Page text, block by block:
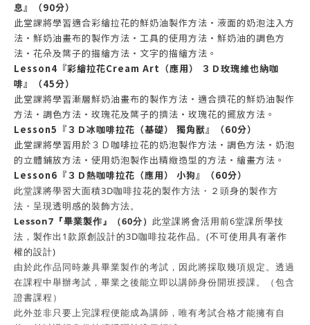
息』（90分）
此堂課將學習適合彩繪拉花的鮮奶油製作方法・液面的奶泡注入方
法・鮮奶油畫布的製作方法・工具的使用方法・鮮奶油的調色方
法・花朵及葉子的描繪方法・文字的描繪方法。
Lesson4『彩繪拉花Cream Art（應用） ３Ｄ玫瑰維也納咖
啡』（45分）
此堂課將學習漸層鮮奶油畫布的製作方法・適合擠花的鮮奶油製作
方法・調色方法・玫瑰花及葉子的擠法・玫瑰花的擺放方法。
Lesson5『３Ｄ冰咖啡拉花（基礎） 獨角獸』（60分）
此堂課將學習用於３Ｄ咖啡拉花的奶泡製作方法・調色方法・奶泡
的立體鋪放方法・使用奶泡製作出精緻造型的方法・繪畫方法。
Lesson6『３Ｄ熱咖啡拉花（應用） 小狗』（60分）
此堂課將學習大面積3D咖啡拉花的製作方法・２頭身的製作方
法・呈現透明感的裝飾方法。
Lesson7『畢業製作』（60分） 此堂課將會活用前6堂課所學技
法，製作出1款原創設計的3D咖啡拉花作品。(不可使用具有著作
權的設計)
由於此作品同時兼具畢業製作的考試，因此將採取幾項規定。透過
在課程中舉辦考試，畢業之後能立即以講師身份開班授課。（包含
證書課程）
此外並非只要上完課程便能成為講師，唯有考試合格才能擁有自